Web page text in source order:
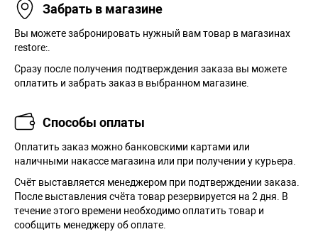
Забрать в магазине
Вы можете забронировать нужный вам товар в магазинах
restore:.
Сразу после получения подтверждения заказа вы можете
оплатить и забрать заказ в выбранном магазине.
Способы оплаты
Оплатить заказ можно банковскими картами или
наличными накассе магазина или при получении у курьера.
Cчёт выставляется менеджером при подтверждении заказа.
После выставления счёта товар резервируется на 2 дня. В
течение этого времени необходимо оплатить товар и
сообщить менеджеру об оплате.